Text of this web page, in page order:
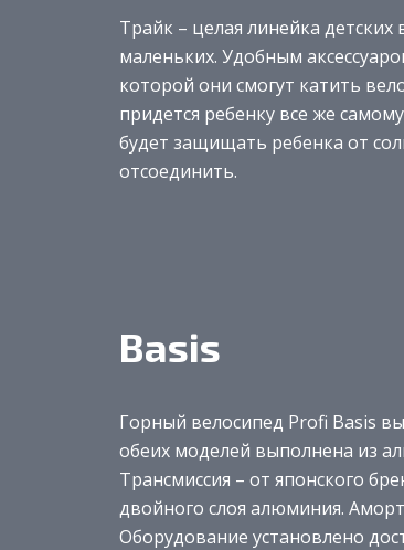
Трайк – целая линейка
маленьких. Удобным
которой они смогут катить
придется ребенку все же
будет защищать ребенка от
отсоединить.
Basis
Горный велосипед Profi Basis
обеих моделей выполнена из
Трансмиссия – от японского
двойного слоя алюминия.
Оборудование установлено